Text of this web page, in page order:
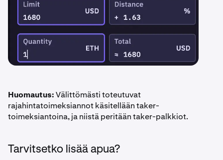
Huomautus:Välittömästi toteutuvat
rajahintatoimeksiannot käsitellään taker-
toimeksiantoina, ja niistä peritään taker-palkkiot.
Tarvitsetko lisää apua?